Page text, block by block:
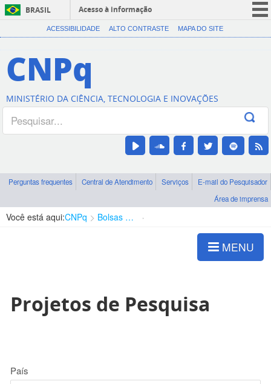
BRASIL
Acesso à informação
CORONAVÍRUS (COVID-19)
Canais
ACESSIBILIDADE ALTO CONTRASTE MAPA DO SITE
CNPq
MINISTÉRIO DA CIÊNCIA, TECNOLOGIA E INOVAÇÕES
Perguntas frequentes Central de Atendimento Serviços
E-mail do Pesquisador
Área de imprensa
Você está aqui:CNPq Bolsas e Auxílios Vigentes
MENU
Projetos de Pesquisa
País